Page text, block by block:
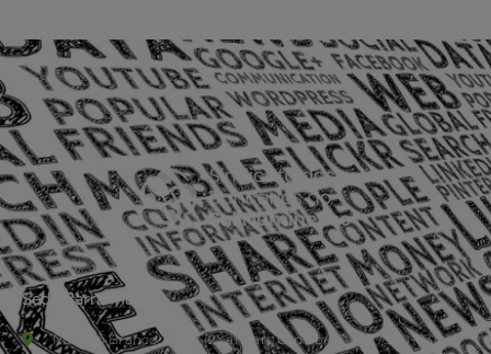
Sede Barra Mansa
Rua Rio Branco, nº107 (2º andar), Centro - Cep: 27.330-030